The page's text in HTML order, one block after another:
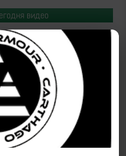
видео